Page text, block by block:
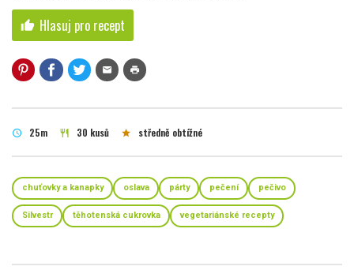
thumb_up Hlasuj pro recept
mail print
schedule 25m restaurant 30 kusů star středně obtížné
chuťovky a kanapky oslava párty pečení pečivo
Silvestr těhotenská cukrovka vegetariánské recepty